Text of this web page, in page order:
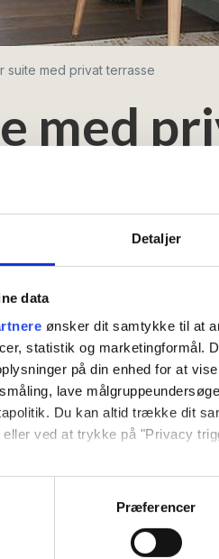
Detaljer
data
ønsker dit samtykke til at
statistik og marketingformål.
på din enhed for at
lave
Du kan altid trække dit
ved at trykke på "Privacy
vi også gerne:
oplysninger om din
enhed baseret på en scanning
hele websitet.
Præferencer
suite med privat terrasse
med
med privat terrasse.
Check